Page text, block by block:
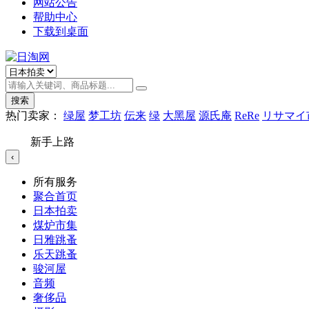
网站公告
帮助中心
下载到桌面
搜索
热门卖家： 绿屋 梦工坊 伝来 绿 大黑屋 源氏庵 ReRe リサマ
新手上路
‹
所有服务
聚合首页
日本拍卖
煤炉市集
日雅跳蚤
乐天跳蚤
骏河屋
音频
奢侈品